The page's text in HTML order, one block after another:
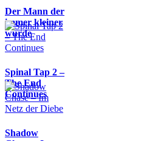
Der Mann der
immer kleiner
wurde
Spinal Tap 2 –
The End
Continues
Shadow